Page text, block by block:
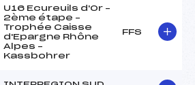
U16 Ecureuils d'Or –
2ème étape –
Trophée Caisse
d'Epargne Rhône
Alpes –
Kassbohrer
FFS